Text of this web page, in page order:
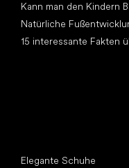
Kann man den Kindern
Natürliche
15 interessante Fakten
Elegante Schuhe